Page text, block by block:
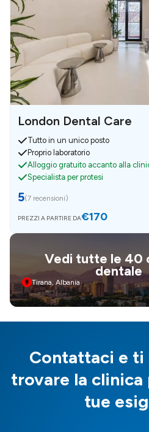
London Dental Care
Tutto in un unico posto
Proprio laboratorio
Alloggio gratuito accanto alla
Specialista per protesi
5(7 recensioni)
PREZZI A PARTIRE DA€170
Vedi tutte le 40
dentale
Tirana, Albania
Contattaci e ti
trovare la
tue